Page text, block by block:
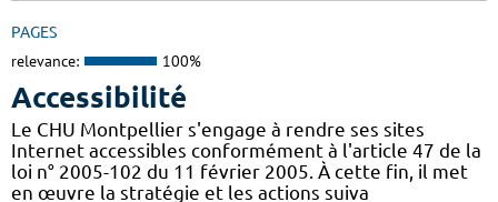
PAGES
relevance: 100%
Accessibilité
Le CHU Montpellier s'engage à rendre ses sites
Internet accessibles conformément à l'article 47 de la
loi n° 2005-102 du 11 février 2005. À cette fin, il met
en œuvre la stratégie et les actions suiva